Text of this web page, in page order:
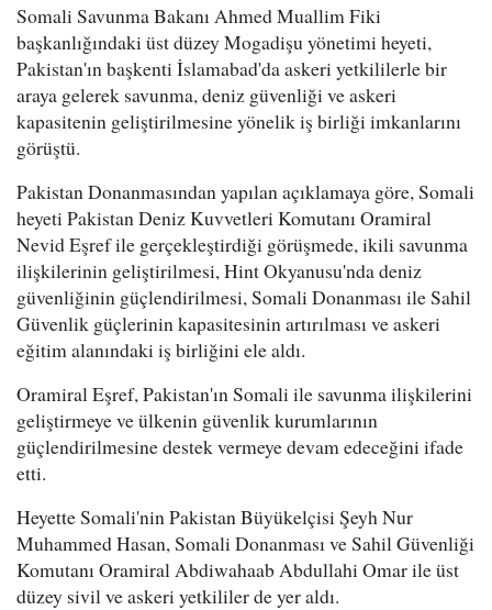
Somali Savunma Bakanı Ahmed Muallim Fiki
başkanlığındaki üst düzey Mogadişu yönetimi heyeti,
Pakistan'ın başkenti İslamabad'da askeri yetkililerle bir
araya gelerek savunma, deniz güvenliği ve askeri
kapasitenin geliştirilmesine yönelik iş birliği imkanlarını
görüştü.
Pakistan Donanmasından yapılan açıklamaya göre, Somali
heyeti Pakistan Deniz Kuvvetleri Komutanı Oramiral
Nevid Eşref ile gerçekleştirdiği görüşmede, ikili savunma
ilişkilerinin geliştirilmesi, Hint Okyanusu'nda deniz
güvenliğinin güçlendirilmesi, Somali Donanması ile Sahil
Güvenlik güçlerinin kapasitesinin artırılması ve askeri
eğitim alanındaki iş birliğini ele aldı.
Oramiral Eşref, Pakistan'ın Somali ile savunma ilişkilerini
geliştirmeye ve ülkenin güvenlik kurumlarının
güçlendirilmesine destek vermeye devam edeceğini ifade
etti.
Heyette Somali'nin Pakistan Büyükelçisi Şeyh Nur
Muhammed Hasan, Somali Donanması ve Sahil Güvenliği
Komutanı Oramiral Abdiwahaab Abdullahi Omar ile üst
düzey sivil ve askeri yetkililer de yer aldı.